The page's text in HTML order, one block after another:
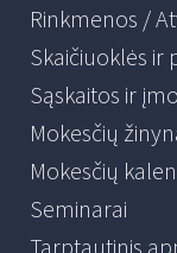
Rinkmenos /
Skaičiuoklės ir
Sąskaitos ir
Mokesčių
Mokesčių
Seminarai